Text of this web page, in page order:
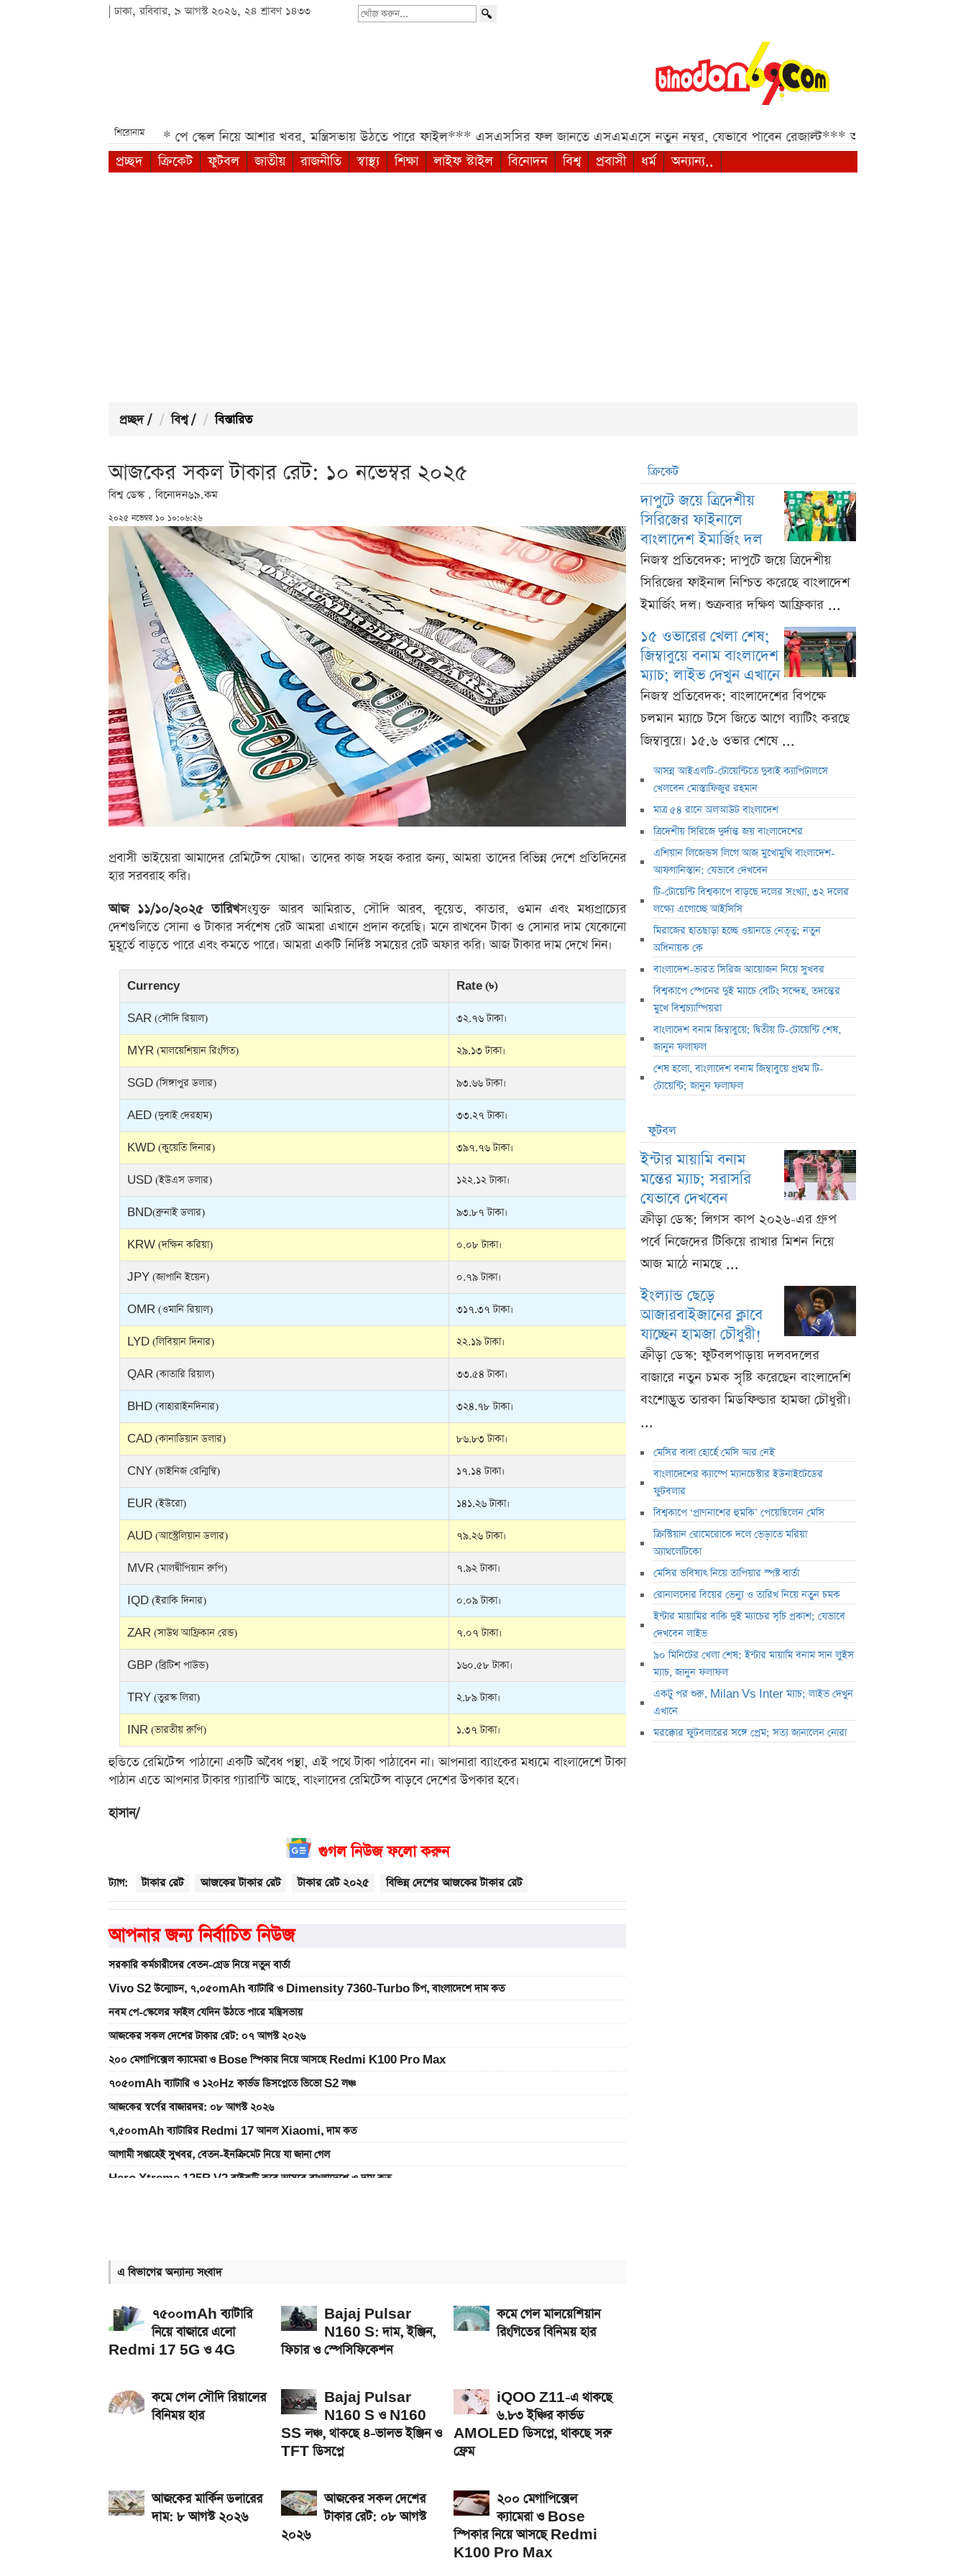
| ঢাকা, রবিবার, ৯ আগস্ট ২০২৬, ২৪ শ্রাবণ ১৪৩৩
খোঁজ
শিরোনাম
পে স্কেল নিয়ে আশার খবর, মন্ত্রিসভায় উঠতে পারে ফাইল*** এসএসসির ফল জানতে এসএমএসে নতুন নম্বর, যেভাবে পাবেন রেজাল্ট*** আসন্ন আইএলটি-টোয়েন্টিতে দুবাই
প্রচ্ছদ
ক্রিকেট ফুটবল জাতীয় রাজনীতি স্বাস্থ্য শিক্ষা লাইফ স্টাইল বিনোদন বিশ্ব প্রবাসী ধর্ম অন্যান্য..
প্রচ্ছদ / বিশ্ব / বিস্তারিত
আজকের সকল টাকার রেট: ১০ নভেম্বর ২০২৫
বিশ্ব ডেস্ক . বিনোদন৬৯.কম
২০২৫ নভেম্বর ১০ ১০:০৬:২৬
প্রবাসী ভাইয়েরা আমাদের রেমিটেন্স যোদ্ধা। তাদের কাজ সহজ করার জন্য, আমরা তাদের বিভিন্ন দেশে প্রতিদিনের
হার সরবরাহ করি।
আজ ১১/১০/২০২৫ তারিখসংযুক্ত আরব আমিরাত, সৌদি আরব, কুয়েত, কাতার, ওমান এবং মধ্যপ্রাচ্যের
দেশগুলিতে সোনা ও টাকার সর্বশেষ রেট আমরা এখানে প্রদান করেছি। মনে রাখবেন টাকা ও সোনার দাম যেকোনো
মুহূর্তে বাড়তে পারে এবং কমতে পারে। আমরা একটি নির্দিষ্ট সময়ের রেট অফার করি। আজ টাকার দাম দেখে নিন।
Currency Rate (৳)
SAR (সৌদি রিয়াল) ৩২.৭৬ টাকা।
MYR (মালয়েশিয়ান রিংগিত) ২৯.১৩ টাকা।
SGD (সিঙ্গাপুর ডলার) ৯৩.৬৬ টাকা।
AED (দুবাই দেরহাম) ৩৩.২৭ টাকা।
KWD (কুয়েতি দিনার) ৩৯৭.৭৬ টাকা।
USD (ইউএস ডলার) ১২২.১২ টাকা।
BND(ব্রুনাই ডলার) ৯৩.৮৭ টাকা।
KRW (দক্ষিন করিয়া) ০.০৮ টাকা।
JPY (জাপানি ইয়েন) ০.৭৯ টাকা।
OMR (ওমানি রিয়াল) ৩১৭.৩৭ টাকা।
LYD (লিবিয়ান দিনার) ২২.১৯ টাকা।
QAR (কাতারি রিয়াল) ৩৩.৫৪ টাকা।
BHD (বাহারাইনদিনার) ৩২৪.৭৮ টাকা।
CAD (কানাডিয়ান ডলার) ৮৬.৮৩ টাকা।
CNY (চাইনিজ রেন্মিন্বি) ১৭.১৪ টাকা।
EUR (ইউরো) ১৪১.২৬ টাকা।
AUD (আস্ট্রেলিয়ান ডলার) ৭৯.২৬ টাকা।
MVR (মালদ্বীপিয়ান রুপি) ৭.৯২ টাকা।
IQD (ইরাকি দিনার) ০.০৯ টাকা।
ZAR (সাউথ আফ্রিকান রেন্ড) ৭.০৭ টাকা।
GBP (ব্রিটিশ পাউন্ড) ১৬০.৫৮ টাকা।
TRY (তুরস্ক লিরা) ২.৮৯ টাকা।
INR (ভারতীয় রুপি) ১.৩৭ টাকা।
হুন্ডিতে রেমিটেন্স পাঠানো একটি অবৈধ পন্থা, এই পথে টাকা পাঠাবেন না। আপনারা ব্যাংকের মধ্যমে বাংলাদেশে টাকা
পাঠান এতে আপনার টাকার গ্যারান্টি আছে, বাংলাদের রেমিটেন্স বাড়বে দেশের উপকার হবে।
হাসান/
গুগল নিউজ ফলো করুন
ট্যাগ: টাকার রেট আজকের টাকার রেট টাকার রেট ২০২৫ বিভিন্ন দেশের আজকের টাকার রেট
আপনার জন্য নির্বাচিত নিউজ
সরকারি কর্মচারীদের বেতন-গ্রেড নিয়ে নতুন বার্তা
Vivo S2 উন্মোচন, ৭,০৫০mAh ব্যাটারি ও Dimensity 7360-Turbo চিপ, বাংলাদেশে দাম কত
নবম পে-স্কেলের ফাইল যেদিন উঠতে পারে মন্ত্রিসভায়
আজকের সকল দেশের টাকার রেট: ০৭ আগস্ট ২০২৬
২০০ মেগাপিক্সেল ক্যামেরা ও Bose স্পিকার নিয়ে আসছে Redmi K100 Pro Max
৭০৫০mAh ব্যাটারি ও ১২০Hz কার্ভড ডিসপ্লেতে ভিভো S2 লঞ্চ
আজকের স্বর্ণের বাজারদর: ০৮ আগস্ট ২০২৬
৭,৫০০mAh ব্যাটারির Redmi 17 আনল Xiaomi, দাম কত
আগামী সপ্তাহেই সুখবর, বেতন-ইনক্রিমেট নিয়ে যা জানা গেল
Hero Xtreme 125R V2 বাইকটি কবে আসবে বাংলাদেশে ও দাম কত
iQOO Z11-এ থাকছে ৬.৮৩ ইঞ্চির কার্ভড AMOLED ডিসপ্লে, থাকছে সরু ফ্রেম
এ বিভাগের অন্যান্য সংবাদ
৭৫০০mAh ব্যাটারি
নিয়ে বাজারে এলো
Redmi 17 5G ও 4G
Bajaj Pulsar
N160 S: দাম, ইঞ্জিন,
ফিচার ও স্পেসিফিকেশন
কমে গেল মালয়েশিয়ান
রিংগিতের বিনিময় হার
কমে গেল সৌদি রিয়ালের
বিনিময় হার
Bajaj Pulsar
N160 S ও N160
SS লঞ্চ, থাকছে ৪-ভালভ ইঞ্জিন ও
TFT ডিসপ্লে
iQOO Z11-এ থাকছে
৬.৮৩ ইঞ্চির কার্ভড
AMOLED ডিসপ্লে, থাকছে সরু
ফ্রেম
আজকের মার্কিন ডলারের
দাম: ৮ আগস্ট ২০২৬
আজকের সকল দেশের
টাকার রেট: ০৮ আগস্ট
২০২৬
২০০ মেগাপিক্সেল
ক্যামেরা ও Bose
স্পিকার নিয়ে আসছে Redmi
K100 Pro Max
ক্রিকেট
দাপুটে জয়ে ত্রিদেশীয়
সিরিজের ফাইনালে
বাংলাদেশ ইমার্জিং দল
নিজস্ব প্রতিবেদক: দাপুটে জয়ে ত্রিদেশীয়
সিরিজের ফাইনাল নিশ্চিত করেছে বাংলাদেশ
ইমার্জিং দল। শুক্রবার দক্ষিণ আফ্রিকার ...
১৫ ওভারের খেলা শেষ;
জিম্বাবুয়ে বনাম বাংলাদেশ
ম্যাচ; লাইভ দেখুন এখানে
নিজস্ব প্রতিবেদক: বাংলাদেশের বিপক্ষে
চলমান ম্যাচে টসে জিতে আগে ব্যাটিং করছে
জিম্বাবুয়ে। ১৫.৬ ওভার শেষে ...
আসন্ন আইএলটি-টোয়েন্টিতে দুবাই ক্যাপিটালসে
খেলবেন মোস্তাফিজুর রহমান
মাত্র ৫৪ রানে অলআউট বাংলাদেশ
ত্রিদেশীয় সিরিজে দুর্দান্ত জয় বাংলাদেশের
এশিয়ান লিজেন্ডস লিগে আজ মুখোমুখি বাংলাদেশ-
আফগানিস্তান: যেভাবে দেখবেন
টি-টোয়েন্টি বিশ্বকাপে বাড়ছে দলের সংখ্যা, ৩২ দলের
লক্ষ্যে এগোচ্ছে আইসিসি
মিরাজের হাতছাড়া হচ্ছে ওয়ানডে নেতৃত্ব; নতুন
অধিনায়ক কে
বাংলাদেশ-ভারত সিরিজ আয়োজন নিয়ে সুখবর
বিশ্বকাপে স্পেনের দুই ম্যাচে বেটিং সন্দেহ, তদন্তের
মুখে বিশ্বচ্যাম্পিয়রা
বাংলাদেশ বনাম জিম্বাবুয়ে; দ্বিতীয় টি-টোয়েন্টি শেষ,
জানুন ফলাফল
শেষ হলো, বাংলাদেশ বনাম জিম্বাবুয়ে প্রথম টি-
টোয়েন্টি; জানুন ফলাফল
ফুটবল
ইন্টার মায়ামি বনাম
মন্তের ম্যাচ; সরাসরি
যেভাবে দেখবেন
ক্রীড়া ডেস্ক: লিগস কাপ ২০২৬-এর গ্রুপ
পর্বে নিজেদের টিকিয়ে রাখার মিশন নিয়ে
আজ মাঠে নামছে ...
ইংল্যান্ড ছেড়ে
আজারবাইজানের ক্লাবে
যাচ্ছেন হামজা চৌধুরী!
ক্রীড়া ডেস্ক: ফুটবলপাড়ায় দলবদলের
বাজারে নতুন চমক সৃষ্টি করেছেন বাংলাদেশি
বংশোদ্ভূত তারকা মিডফিল্ডার হামজা চৌধুরী।
...
মেসির বাবা হোর্হে মেসি আর নেই
বাংলাদেশের ক্যাম্পে ম্যানচেস্টার ইউনাইটেডের
ফুটবলার
বিশ্বকাপে ‘প্রাণনাশের হুমকি’ পেয়েছিলেন মেসি
ক্রিস্টিয়ান রোমেরোকে দলে ভেড়াতে মরিয়া
অ্যাথলেটিকো
মেসির ভবিষ্যৎ নিয়ে তাপিয়ার স্পষ্ট বার্তা
রোনালদোর বিয়ের ভেন্যু ও তারিখ নিয়ে নতুন চমক
ইন্টার মায়ামির বাকি দুই ম্যাচের সূচি প্রকাশ; যেভাবে
দেখবেন লাইভ
৯০ মিনিটের খেলা শেষ: ইন্টার মায়ামি বনাম সান লুইস
ম্যাচ, জানুন ফলাফল
একটু পর শুরু, Milan Vs Inter ম্যাচ; লাইভ দেখুন
এখানে
মরক্কোর ফুটবলারের সঙ্গে প্রেম; সত্য জানালেন নোরা